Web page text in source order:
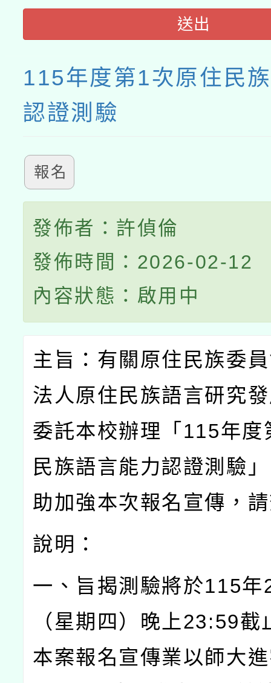
送出
115年度第1次原住民
認證測驗
報名
發佈者：許偵倫
發佈時間：2026-02-12
內容狀態：啟用中
主旨：有關原住民族委
法人原住民族語言研究
委託本校辦理「 115年度
民族語言能力認證測驗
助加強本次報名宣傳，
說明：
一、旨揭測驗將於115年
（星期四）晚上23:59截
本案報名宣傳業以師大